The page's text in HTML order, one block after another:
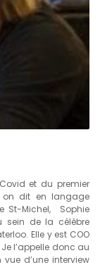
et du premier
on dit en langage
St-Michel, Sophie
sein de la célèbre
Elle y est COO
l’appelle donc au
d’une interview